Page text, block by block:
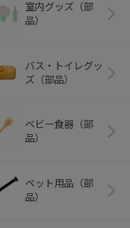
室内グッズ（部
品）
バス・トイレグッ
ズ（部品）
ベビー食器（部
品）
ペット用品（部
品）